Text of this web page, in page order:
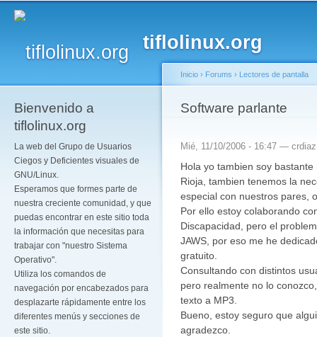
tiflolinux.org
Bienvenido a
tiflolinux.org
La web del Grupo de Usuarios
Ciegos y Deficientes visuales de
GNU/Linux.
Esperamos que formes parte de
nuestra creciente comunidad, y que
puedas encontrar en este sitio toda
la información que necesitas para
trabajar con "nuestro Sistema
Operativo".
Utiliza los comandos de
navegación por encabezados para
desplazarte rápidamente entre los
diferentes menús y secciones de
este sitio.
Se encuentra usted
Inicio › Forums › Lectores de pantalla
Software parlante
Mié, 11/10/2006 - 16:47 — crdiaz
Hola yo tambien soy
Rioja, tambien tenemos la
especial con nuestros pares,
Por ello estoy colaborando
Discapacidad, pero el
JAWS, por eso me he
gratuito.
Consultando con distintos
pero realmente no lo
texto a MP3.
Bueno, estoy seguro que
agradezco.